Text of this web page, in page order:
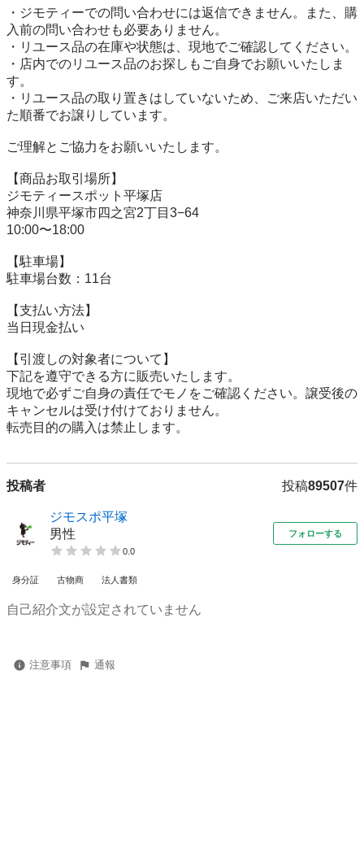
・ジモティーでの問い合わせには返信できません。また、購
入前の問い合わせも必要ありません。
・リユース品の在庫や状態は、現地でご確認してください。
・店内でのリユース品のお探しもご自身でお願いいたしま
す。
・リユース品の取り置きはしていないため、ご来店いただい
た順番でお譲りしています。
ご理解とご協力をお願いいたします。
【商品お取引場所】
ジモティースポット平塚店
神奈川県平塚市四之宮2丁目3−64
10:00〜18:00
【駐⾞場】
駐車場台数：11台
【⽀払い⽅法】
当日現金払い
【引渡しの対象者について】
下記を遵守できる⽅に販売いたします。
現地で必ずご⾃⾝の責任でモノをご確認ください。譲受後の
キャンセルは受け付けておりません。
転売⽬的の購⼊は禁⽌します。
投稿者 投稿89507件
ジモスポ平塚
男性
0.0
フォローする
身分証 古物商 法人書類
自己紹介文が設定されていません
注意事項 通報